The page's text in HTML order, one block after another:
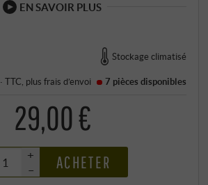
EN SAVOIR PLUS
Stockage climatisé
·TTC, plusfrais d’envoi 7 pièces disponibles
29,00 €
+
–
ACHETER